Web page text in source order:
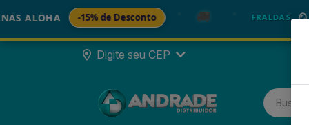
-15% de Desconto 🚚 FRALDAS 🪞
Digite seu CEP